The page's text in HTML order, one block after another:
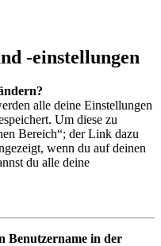
-einstellungen
alle deine Einstellungen
Um diese zu
Bereich“; der Link dazu
wenn du auf deinen
du alle deine
Benutzername in der